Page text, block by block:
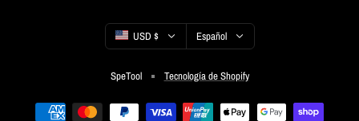
País/región USD $ Idioma
Español
SpeTool Tecnología de Shopify